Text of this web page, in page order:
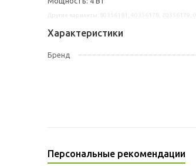
Характеристики
Бренд
Персональные рекомендации